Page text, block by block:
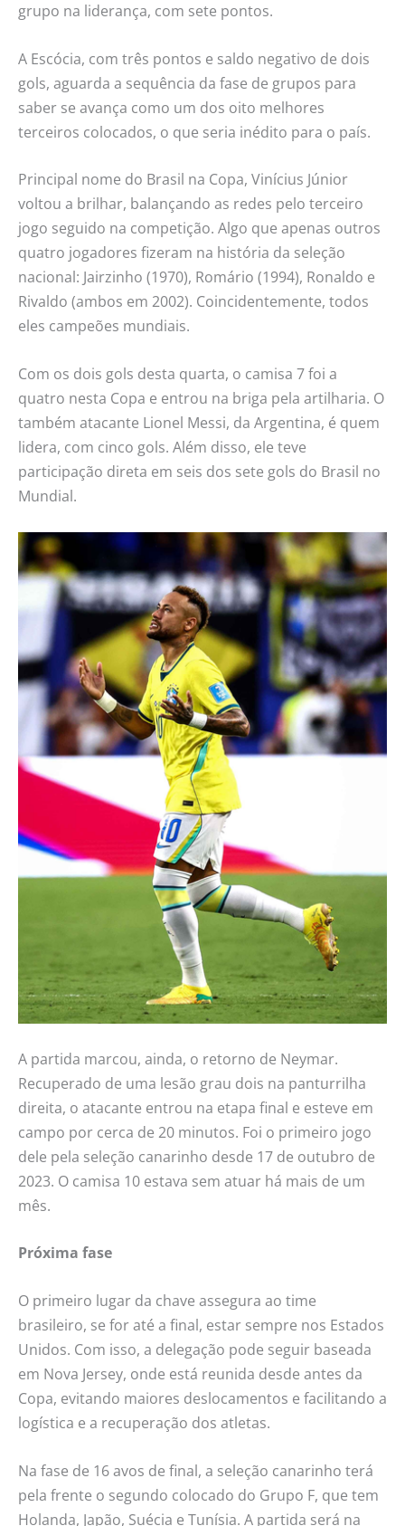
grupo na liderança, com sete pontos.
A Escócia, com três pontos e saldo negativo de dois
gols, aguarda a sequência da fase de grupos para
saber se avança como um dos oito melhores
terceiros colocados, o que seria inédito para o país.
Principal nome do Brasil na Copa, Vinícius Júnior
voltou a brilhar, balançando as redes pelo terceiro
jogo seguido na competição. Algo que apenas outros
quatro jogadores fizeram na história da seleção
nacional: Jairzinho (1970), Romário (1994), Ronaldo e
Rivaldo (ambos em 2002). Coincidentemente, todos
eles campeões mundiais.
Com os dois gols desta quarta, o camisa 7 foi a
quatro nesta Copa e entrou na briga pela artilharia. O
também atacante Lionel Messi, da Argentina, é quem
lidera, com cinco gols. Além disso, ele teve
participação direta em seis dos sete gols do Brasil no
Mundial.
A partida marcou, ainda, o retorno de Neymar.
Recuperado de uma lesão grau dois na panturrilha
direita, o atacante entrou na etapa final e esteve em
campo por cerca de 20 minutos. Foi o primeiro jogo
dele pela seleção canarinho desde 17 de outubro de
2023. O camisa 10 estava sem atuar há mais de um
mês.
Próxima fase
O primeiro lugar da chave assegura ao time
brasileiro, se for até a final, estar sempre nos Estados
Unidos. Com isso, a delegação pode seguir baseada
em Nova Jersey, onde está reunida desde antes da
Copa, evitando maiores deslocamentos e facilitando a
logística e a recuperação dos atletas.
Na fase de 16 avos de final, a seleção canarinho terá
pela frente o segundo colocado do Grupo F, que tem
Holanda, Japão, Suécia e Tunísia. A partida será na